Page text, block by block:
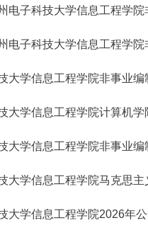
电子科技大学信息工程学
电子科技大学信息工程学
大学信息工程学院非事业编
大学信息工程学院计算机学
大学信息工程学院非事业编
大学信息工程学院马克思主
大学信息工程学院2026年